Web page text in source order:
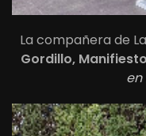
La compañera de
Gordillo,
en